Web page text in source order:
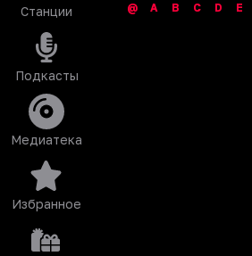
Станции
Подкасты
Медиатека
Избранное
@
A B C D E